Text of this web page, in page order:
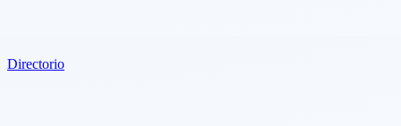
Directorio